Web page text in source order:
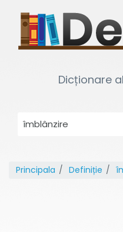
Dicționare
Principala Definiție